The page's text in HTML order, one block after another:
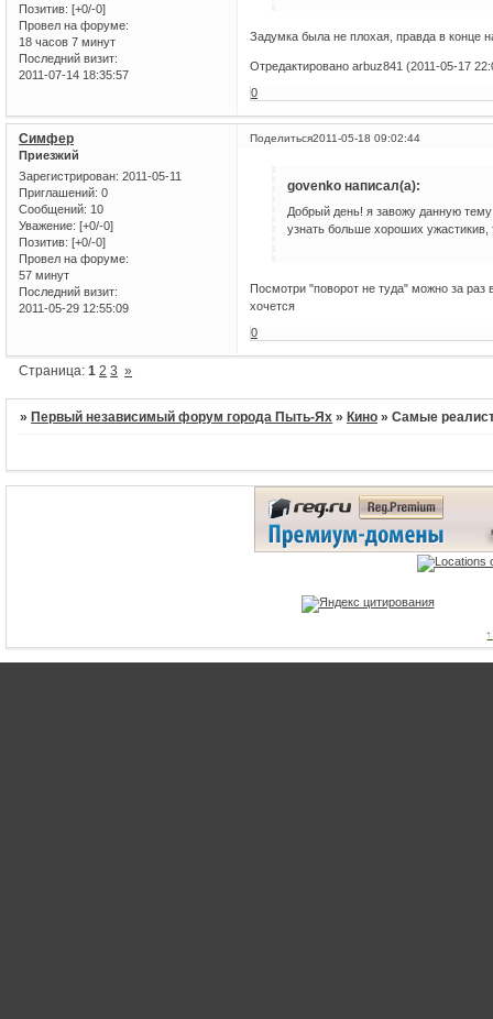
Позитив: [+0/-0]
Провел на форуме:
18 часов 7 минут
Последний визит:
2011-07-14 18:35:57
Задумка была не плохая, правда в конце
Отредактировано arbuz841 (2011-05-17
0
Поделиться2011-05-18 09:02:44
Симфер
Приезжий
Зарегистрирован: 2011-05-11
Приглашений: 0
Сообщений: 10
Уважение: [+0/-0]
Позитив: [+0/-0]
Провел на форуме:
57 минут
Последний визит:
2011-05-29 12:55:09
govenko написал(а):
Добрый день! я завожу данную
узнать больше хороших ужастикив,
Посмотри "поворот не туда" можно за
хочется
0
Страница:1 2 3 »
» Первый независимый форум города Пыть-Ях » Кино »Самые